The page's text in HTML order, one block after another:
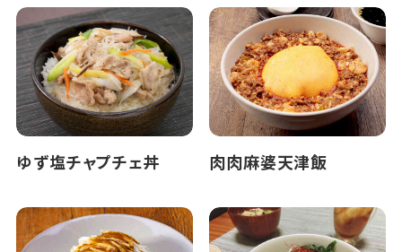
ゆず塩チャプチェ丼 肉肉麻婆天津飯